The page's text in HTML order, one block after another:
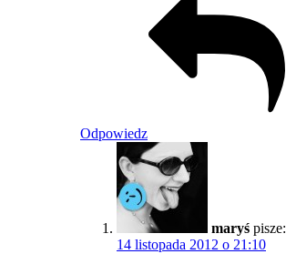
Odpowiedz
maryś pisze:
14 listopada 2012 o 21:10